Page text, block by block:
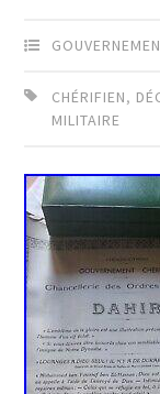
CHÉRIFIEN,
MILITAIRE